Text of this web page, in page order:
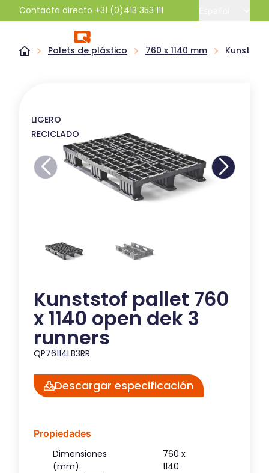
Contacto directo +31 (0)413 353 111
Palets de plástico 760 x 1140 mm Kunststof
LIGERO
RECICLADO
Kunststof pallet 760
x 1140 open dek 3
runners
QP76114LB3RR
Descargar especificación
Propiedades
Dimensiones
(mm):
760 x
1140